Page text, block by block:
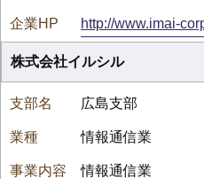
http://www.imai-
株式会社イルシル
広島支部
情報通信業
情報通信業